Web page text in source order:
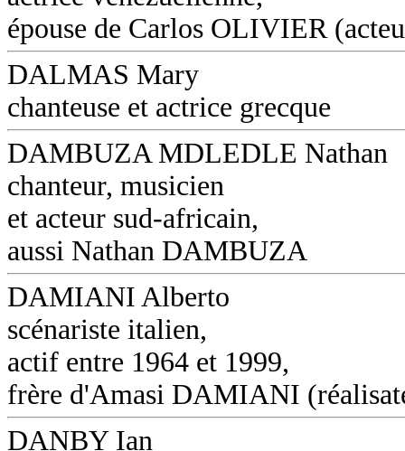
épouse de Carlos OLIVIER
DALMAS Mary
chanteuse et actrice grecque
DAMBUZA MDLEDLE Nathan
chanteur, musicien
et acteur sud-africain,
aussi Nathan DAMBUZA
DAMIANI Alberto
scénariste italien,
actif entre 1964 et 1999,
frère d'Amasi DAMIANI
DANBY Ian